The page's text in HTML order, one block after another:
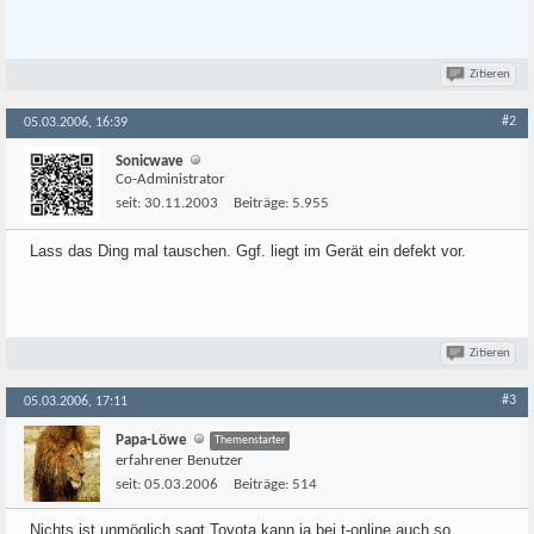
Zitieren
05.03.2006, 16:39 #2
Sonicwave
Co-Administrator
seit: 30.11.2003 Beiträge: 5.955
Lass das Ding mal tauschen. Ggf. liegt im Gerät ein defekt vor.
Zitieren
05.03.2006, 17:11 #3
Papa-Löwe Themenstarter
erfahrener Benutzer
seit: 05.03.2006 Beiträge: 514
Nichts ist unmöglich sagt Toyota,kann ja bei t-online auch so